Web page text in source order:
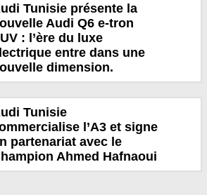
Tunisie présente la
Audi Q6 e-tron
: l’ère du luxe
entre dans une
dimension.
Tunisie
l’A3 et signe
partenariat avec le
Ahmed Hafnaoui